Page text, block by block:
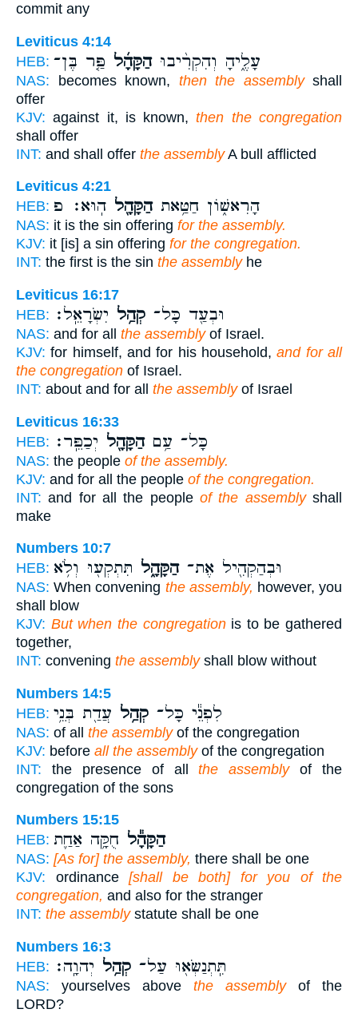
commit any
Leviticus 4:14
HEB:
עָלֶ֑יהָ וְהִקְרִ֨יבוּהַקָּהָ֜ל פַּ֤ר בֶּן־
NAS: becomes known, then the assemblyshall
offer
KJV: against it, is known,then the congregation
shall offer
INT: and shall offer the assemblyA bull afflicted
Leviticus 4:21
HEB:
הָרִאשׁ֑וֹן חַטַּ֥אתהַקָּהָ֖ל הֽוּא׃ פ
NAS: it is the sin offering for the assembly.
KJV: it [is] a sin offering for the congregation.
INT: the first is the sin the assemblyhe
Leviticus 16:17
HEB:
וּבְעַ֖ד כָּל־ קְהַ֥ל יִשְׂרָאֵֽל׃
NAS: and for all the assemblyof Israel.
KJV: for himself, and for his household,and for all
the congregation of Israel.
INT: about and for all the assemblyof Israel
Leviticus 16:33
HEB:
כָּל־ עַ֥םהַקָּהָ֖ל יְכַפֵּֽר׃
NAS: the people of the assembly.
KJV: and for all the people of the congregation.
INT: and for all the people of the assemblyshall
make
Numbers 10:7
HEB:
וּבְהַקְהִ֖יל אֶת־הַקָּהָ֑ל תִּתְקְע֖וּ וְלֹ֥א
NAS: When convening the assembly, however, you
shall blow
KJV: But when the congregationis to be gathered
together,
INT: convening the assemblyshall blow without
Numbers 14:5
HEB:
לִפְנֵ֕י כָּל־ קְהַ֥ל עֲדַ֖ת בְּנֵ֥י
NAS: of all the assemblyof the congregation
KJV: before all the assemblyof the congregation
INT: the presence of allthe assemblyof the
congregation of the sons
Numbers 15:15
HEB:
הַקָּהָ֕ל חֻקָּ֥ה אַחַ֛ת
NAS: [As for] the assembly, there shall be one
KJV: ordinance [shall be both] for you of the
congregation, and also for the stranger
INT: the assemblystatute shall be one
Numbers 16:3
HEB:
תִּֽתְנַשְּׂא֖וּ עַל־ קְהַ֥ל יְהוָֽה׃
NAS: yourselves above the assemblyof the
LORD?